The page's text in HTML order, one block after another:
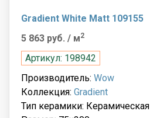
Gradient White Matt 109155
5 863 руб. / м2
Артикул: 198942
Производитель: Wow
Коллекция: Gradient
Тип керамики: